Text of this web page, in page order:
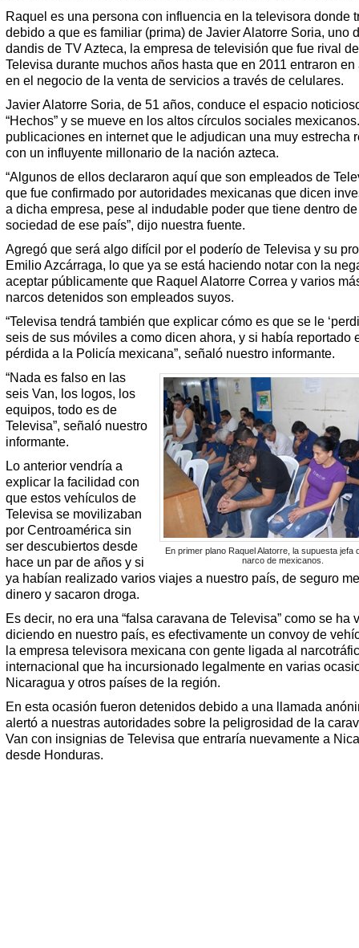
Raquel es una persona con influencia en la televisora donde
debido a que es familiar (prima) de Javier Alatorre Soria, uno
dandis de TV Azteca, la empresa de televisión que fue rival de
Televisa durante muchos años hasta que en 2011 entraron
en el negocio de la venta de servicios a través de celulares.
Javier Alatorre Soria, de 51 años, conduce el espacio
“Hechos” y se mueve en los altos círculos sociales
publicaciones en internet que le adjudican una muy estrecha
con un influyente millonario de la nación azteca.
“Algunos de ellos declararon aquí que son empleados de
que fue confirmado por autoridades mexicanas que dicen
a dicha empresa, pese al indudable poder que tiene dentro
sociedad de ese país”, dijo nuestra fuente.
Agregó que será algo difícil por el poderío de Televisa y su
Emilio Azcárraga, lo que ya se está haciendo notar con la
aceptar públicamente que Raquel Alatorre Correa y varios
narcos detenidos son empleados suyos.
“Televisa tendrá también que explicar cómo es que se le
seis de sus móviles a como dicen ahora, y si había reportado
pérdida a la Policía mexicana”, señaló nuestro informante.
En primer plano Raquel Alatorre, la supuesta jefa
narco de mexicanos.
“Nada es falso en las
seis Van, los logos, los
equipos, todo es de
Televisa”, señaló nuestro
informante.
Lo anterior vendría a
explicar la facilidad con
que estos vehículos de
Televisa se movilizaban
por Centroamérica sin
ser descubiertos desde
hace un par de años y si
ya habían realizado varios viajes a nuestro país, de seguro
dinero y sacaron droga.
Es decir, no era una “falsa caravana de Televisa” como se ha
diciendo en nuestro país, es efectivamente un convoy de
la empresa televisora mexicana con gente ligada al
internacional que ha incursionado legalmente en varias
Nicaragua y otros países de la región.
En esta ocasión fueron detenidos debido a una llamada
alertó a nuestras autoridades sobre la peligrosidad de la
Van con insignias de Televisa que entraría nuevamente a
desde Honduras.